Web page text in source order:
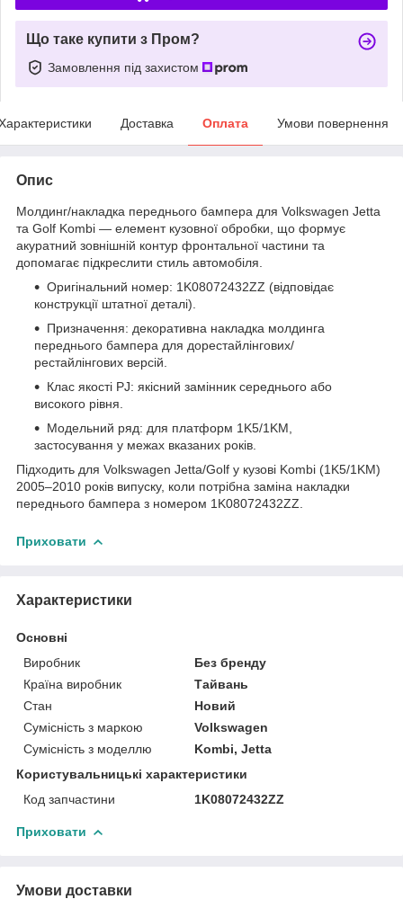
Що таке купити з Пром?
Замовлення під захистом
Доставка Оплата Умови повернення
Опис
Молдинг/накладка переднього бампера для Volkswagen Jetta
та Golf Kombi — елемент кузовної обробки, що формує
акуратний зовнішній контур фронтальної частини та
допомагає підкреслити стиль автомобіля.
Оригінальний номер: 1K08072432ZZ (відповідає
конструкції штатної деталі).
Призначення: декоративна накладка молдинга
переднього бампера для дорестайлінгових/
рестайлінгових версій.
Клас якості PJ: якісний замінник середнього або
високого рівня.
Модельний ряд: для платформ 1K5/1KM,
застосування у межах вказаних років.
Підходить для Volkswagen Jetta/Golf у кузові Kombi (1K5/1KM)
2005–2010 років випуску, коли потрібна заміна накладки
переднього бампера з номером 1K08072432ZZ.
Приховати
Характеристики
Основні
Виробник
Без бренду
Країна виробник
Тайвань
Стан
Новий
Сумісність з маркою
Volkswagen
Сумісність з моделлю
Kombi, Jetta
Користувальницькі характеристики
Код запчастини
1K08072432ZZ
Приховати
Умови доставки